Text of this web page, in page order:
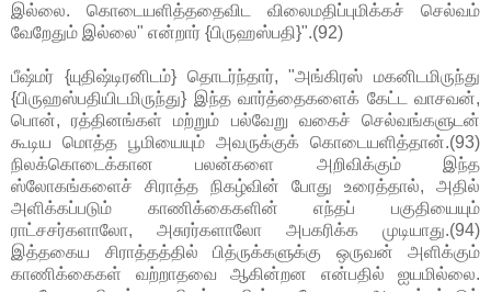
இல்லை. கொடையளித்ததைவிட விலைமதிப்புமிக்கச் செல்வம்
வேறேதும் இல்லை" என்றார் {பிருஹஸ்பதி}".(92)
பீஷ்மர் {யுதிஷ்டிரனிடம்} தொடர்ந்தார், "அங்கிரஸ் மகனிடமிருந்து
{பிருஹஸ்பதியிடமிருந்து} இந்த வார்த்தைகளைக் கேட்ட வாசவன்,
பொன், ரத்தினங்கள் மற்றும் பல்வேறு வகைச் செல்வங்களுடன்
கூடிய மொத்த பூமியையும் அவருக்குக் கொடையளித்தான்.(93)
நிலக்கொடைக்கான பலன்களை அறிவிக்கும் இந்த
ஸ்லோகங்களைச் சிராத்த நிகழ்வின் போது உரைத்தால், அதில்
அளிக்கப்படும் காணிக்கைகளின் எந்தப் பகுதியையும்
ராட்சசர்களாலோ, அசுரர்களாலோ அபகரிக்க முடியாது.(94)
இத்தகைய சிராத்தத்தில் பித்ருக்களுக்கு ஒருவன் அளிக்கும்
காணிக்கைகள் வற்றாதவை ஆகின்றன என்பதில் ஐயமில்லை.